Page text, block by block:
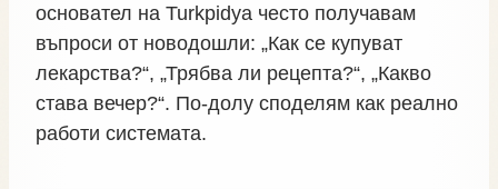
основател на Turkpidya често получавам
въпроси от новодошли: „Как се купуват
лекарства?“, „Трябва ли рецепта?“, „Какво
става вечер?“. По‑долу споделям как реално
работи системата.